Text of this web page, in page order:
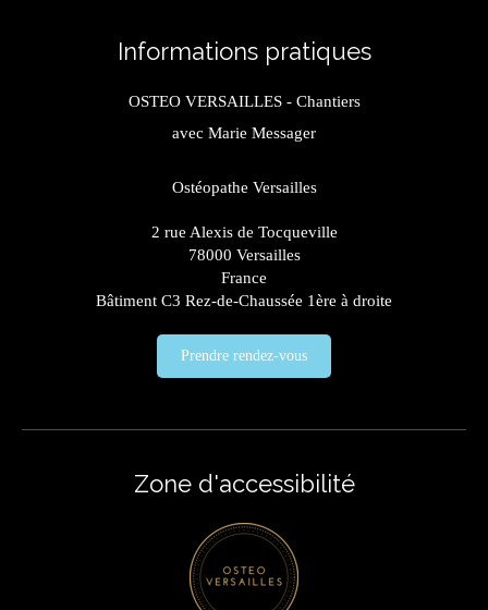
Informations pratiques
OSTEO VERSAILLES - Chantiers
avec Marie Messager
Ostéopathe Versailles
2 rue Alexis de Tocqueville
78000 Versailles
France
Bâtiment C3 Rez-de-Chaussée 1ère à droite
Prendre rendez-vous
Zone d'accessibilité